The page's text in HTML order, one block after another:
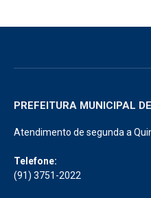
PREFEITURA MUNICIPAL
Atendimento de segunda a
Telefone:
(91) 3751-2022